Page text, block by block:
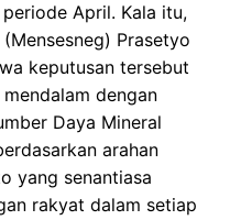
April. Kala itu,
Prasetyo
keputusan tersebut
dengan
Daya Mineral
arahan
yang senantiasa
rakyat dalam setiap